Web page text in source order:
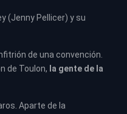
(Jenny Pellicer) y su
de una convención.
de Toulon, la gente de la
Aparte de la